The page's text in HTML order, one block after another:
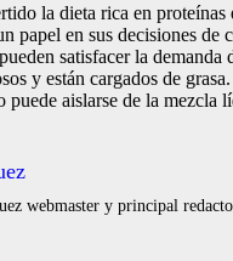
la dieta rica en
papel en sus decisiones
satisfacer la
y están cargados de
aislarse de la
webmaster y principal